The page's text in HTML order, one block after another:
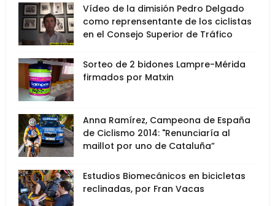
Vídeo de la dimisión Pedro Delgado
como reprensentante de los ciclistas
en el Consejo Superior de Tráfico
Sorteo de 2 bidones Lampre-Mérida
firmados por Matxin
Anna Ramírez, Campeona de España
de Ciclismo 2014: "Renunciaría al
maillot por uno de Cataluña”
Estudios Biomecánicos en bicicletas
reclinadas, por Fran Vacas